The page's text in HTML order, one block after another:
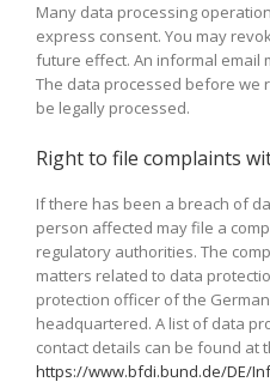
Many data processing
express consent. You may
future effect. An informal email
The data processed before we
be legally processed.
Right to file complaints
If there has been a breach of
person affected may file a
regulatory authorities. The
matters related to data
protection officer of the
headquartered. A list of data
contact details can be found at
https://www.bfdi.bund.de/DE/